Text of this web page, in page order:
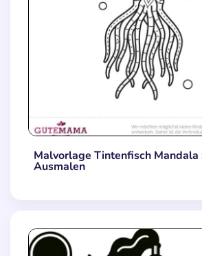
Malvorlage Tintenfisch Mandala
Ausmalen